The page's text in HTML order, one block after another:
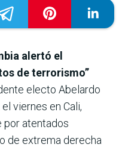
alertó el
de terrorismo”
electo Abelardo
viernes en Cali,
por atentados
de extrema derecha